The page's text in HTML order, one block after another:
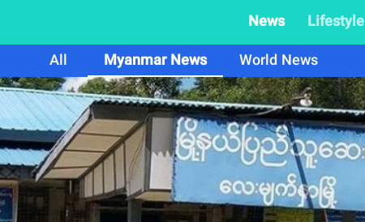
News Lifestyle
All
Myanmar News World News